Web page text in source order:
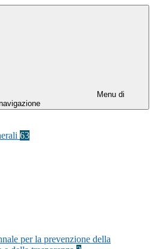
Menu di
63
per la prevenzione della